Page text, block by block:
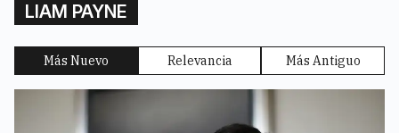
LIAM PAYNE
Más Nuevo Relevancia Más Antiguo